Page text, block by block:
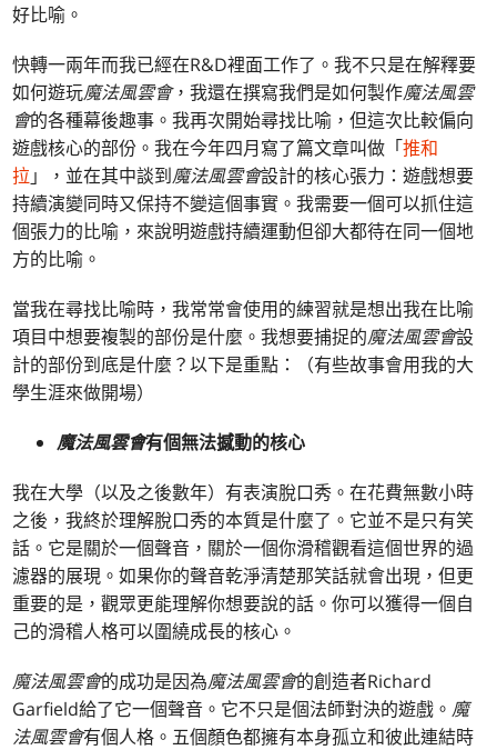
好比喻。
快轉一兩年而我已經在R&D裡面工作了。我不只是在解釋要
如何遊玩魔法風雲會，我還在撰寫我們是如何製作魔法風雲
會的各種幕後趣事。我再次開始尋找比喻，但這次比較偏向
遊戲核心的部份。我在今年四月寫了篇文章叫做「推和
拉 」，並在其中談到魔法風雲會設計的核心張力：遊戲想要
持續演變同時又保持不變這個事實。我需要一個可以抓住這
個張力的比喻，來說明遊戲持續運動但卻大都待在同一個地
方的比喻。
當我在尋找比喻時，我常常會使用的練習就是想出我在比喻
項目中想要複製的部份是什麼。我想要捕捉的魔法風雲會設
計的部份到底是什麼？以下是重點：（有些故事會用我的大
學生涯來做開場）
魔法風雲會有個無法撼動的核心
我在大學（以及之後數年）有表演脫口秀。在花費無數小時
之後，我終於理解脫口秀的本質是什麼了。它並不是只有笑
話。它是關於一個聲音，關於一個你滑稽觀看這個世界的過
濾器的展現。如果你的聲音乾淨清楚那笑話就會出現，但更
重要的是，觀眾更能理解你想要說的話。你可以獲得一個自
己的滑稽人格可以圍繞成長的核心。
魔法風雲會的成功是因為魔法風雲會的創造者Richard
Garfield給了它一個聲音。它不只是個法師對決的遊戲。 魔
法風雲會有個人格。五個顏色都擁有本身孤立和彼此連結時